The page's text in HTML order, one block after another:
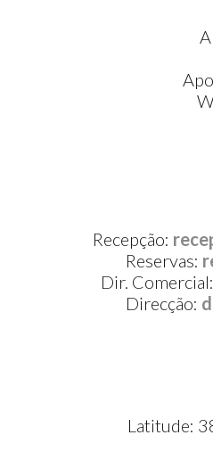
Recepção:
Reservas:
Dir. Comercial:
Direcção:
Latitude: